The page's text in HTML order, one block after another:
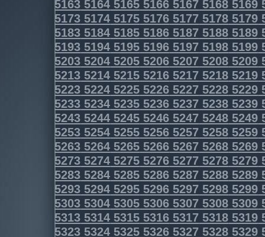
5163 5164 5165 5166 5167 5168 5169
5173 5174 5175 5176 5177 5178 5179
5183 5184 5185 5186 5187 5188 5189
5193 5194 5195 5196 5197 5198 5199
5203 5204 5205 5206 5207 5208 5209
5213 5214 5215 5216 5217 5218 5219
5223 5224 5225 5226 5227 5228 5229
5233 5234 5235 5236 5237 5238 5239
5243 5244 5245 5246 5247 5248 5249
5253 5254 5255 5256 5257 5258 5259
5263 5264 5265 5266 5267 5268 5269
5273 5274 5275 5276 5277 5278 5279
5283 5284 5285 5286 5287 5288 5289
5293 5294 5295 5296 5297 5298 5299
5303 5304 5305 5306 5307 5308 5309
5313 5314 5315 5316 5317 5318 5319
5323 5324 5325 5326 5327 5328 5329